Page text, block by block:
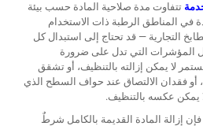
تتفاوت مدة صلاحية المادة حسب بيئة
في المناطق الرطبة ذات الاستخدام
التجارية — قد تحتاج إلى استبدال كل
التي تدل على ضرورة
لا يمكن إزالته بالتنظيف، أو تشقق
أو فقدان الالتصاق عند حواف السطح الذي
يمكن عكسه بالتنظيف.
إزالة المادة القديمة بالكامل شرطٌ